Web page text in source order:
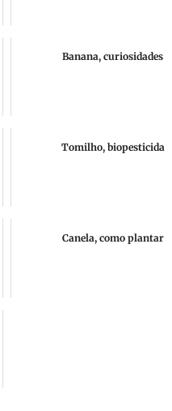
Banana, curiosidades
Tomilho, biopesticida
Canela, como plantar